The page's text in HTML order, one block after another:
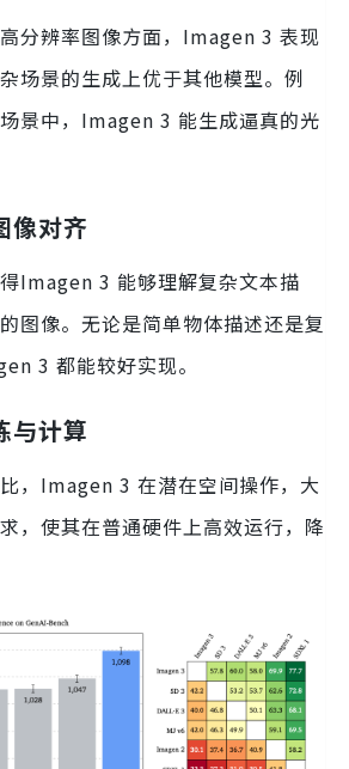
分辨率图像方面，Imagen 3 表现
场景的生成上优于其他模型。例
景中，Imagen 3 能生成逼真的光
像对齐
Imagen 3 能够理解复杂文本描
图像。无论是简单物体描述还是复
3 都能较好实现。
与计算
，Imagen 3 在潜在空间操作，大
，使其在普通硬件上高效运行，降